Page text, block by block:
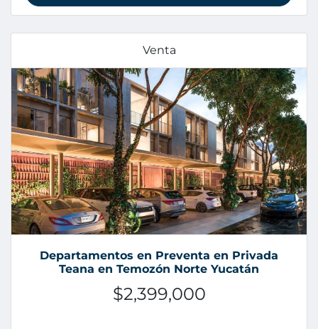
Venta
Departamentos en Preventa en Privada
Teana en Temozón Norte Yucatán
$2,399,000